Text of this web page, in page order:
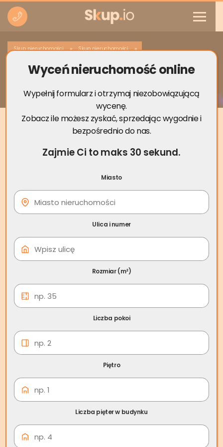
Skup nieruchomości » Skup nieruchomości »
Skup nieruchomości Chojna
06 czeSkup nieruchomości
Chojna
Wyceń nieruchomość online
Wypełnij formularz i otrzymaj niezobowiązującą
wycenę.
Zobacz ile możesz zyskać, sprzedając wygodnie i
bezpośrednio do nas.
Zajmie Ci to maks 30 sekund.
Miasto
Ulica i numer
Rozmiar (m²)
Liczba pokoi
Piętro
Liczba pięter w budynku